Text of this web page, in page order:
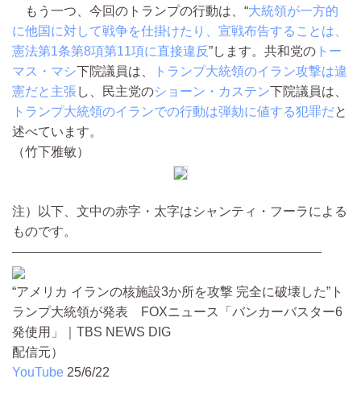
もう一つ、今回のトランプの行動は、“大統領が一方的
に他国に対して戦争を仕掛けたり、宣戦布告することは、
憲法第1条第8項第11項に直接違反”します。共和党の トー
マス・マシ下院議員は、
トランプ大統領のイラン攻撃は違
憲だと主張 し、民主党のショーン・カステン下院議員は、
トランプ大統領のイランでの行動は弾劾に値する犯罪だと
述べています。
（竹下雅敏）
注）以下、文中の赤字・太字はシャンティ・フーラによる
ものです。
————————————————————————
“アメリカ イランの核施設3か所を攻撃 完全に破壊した”ト
ランプ大統領が発表 FOXニュース「バンカーバスター6
発使用」｜TBS NEWS DIG
配信元）
YouTube 25/6/22